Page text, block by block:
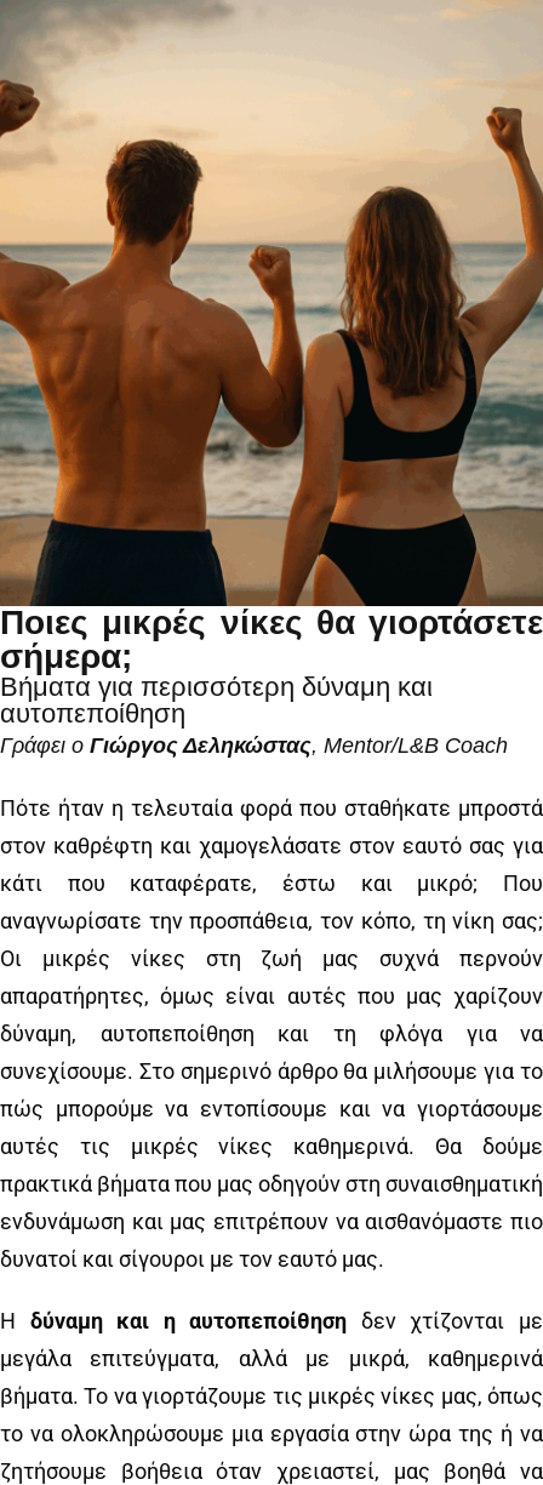
Ποιες μικρές νίκες θα γιορτάσετε
σήμερα;
Βήματα για περισσότερη δύναμη και
αυτοπεποίθηση
Γράφει ο Γιώργος Δεληκώστας, Mentor/L&B Coach
Πότε ήταν η τελευταία φορά που σταθήκατε μπροστά
στον καθρέφτη και χαμογελάσατε στον εαυτό σας για
κάτι που καταφέρατε, έστω και μικρό; Που
αναγνωρίσατε την προσπάθεια, τον κόπο, τη νίκη σας;
Οι μικρές νίκες στη ζωή μας συχνά περνούν
απαρατήρητες, όμως είναι αυτές που μας χαρίζουν
δύναμη, αυτοπεποίθηση και τη φλόγα για να
συνεχίσουμε. Στο σημερινό άρθρο θα μιλήσουμε για το
πώς μπορούμε να εντοπίσουμε και να γιορτάσουμε
αυτές τις μικρές νίκες καθημερινά. Θα δούμε
πρακτικά βήματα που μας οδηγούν στη συναισθηματική
ενδυνάμωση και μας επιτρέπουν να αισθανόμαστε πιο
δυνατοί και σίγουροι με τον εαυτό μας.
Η δύναμη και η αυτοπεποίθηση δεν χτίζονται με
μεγάλα επιτεύγματα, αλλά με μικρά, καθημερινά
βήματα. Το να γιορτάζουμε τις μικρές νίκες μας, όπως
το να ολοκληρώσουμε μια εργασία στην ώρα της ή να
ζητήσουμε βοήθεια όταν χρειαστεί, μας βοηθά να